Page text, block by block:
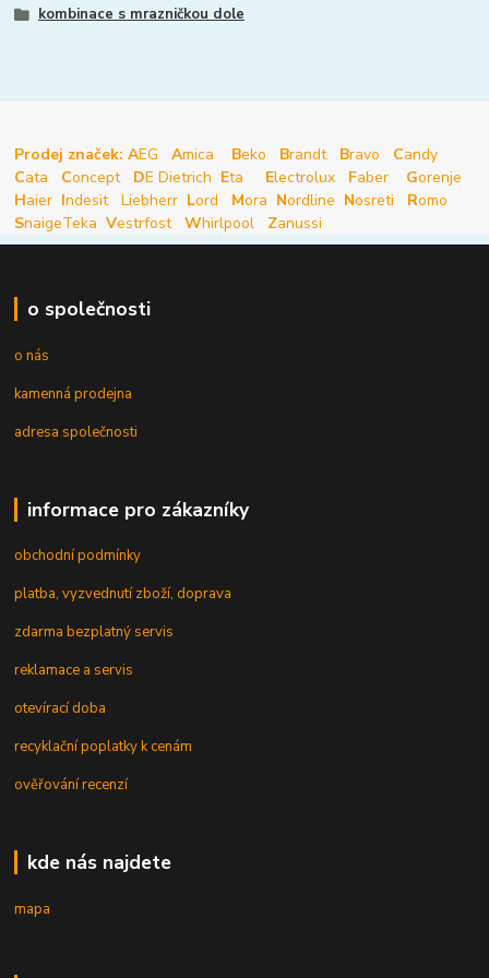
kombinace s mrazničkou dole
Prodej značek: AEG Amica Beko Brandt Bravo Candy
Cata Concept DE Dietrich Eta Electrolux Faber Gorenje
Haier Indesit Liebherr Lord Mora Nordline Nosreti Romo
SnaigeTeka Vestrfost Whirlpool Zanussi
o společnosti
o nás
kamenná prodejna
adresa společnosti
informace pro zákazníky
obchodní podmínky
platba, vyzvednutí zboží, doprava
zdarma bezplatný servis
reklamace a servis
otevírací doba
recyklační poplatky k cenám
ověřování recenzí
kde nás najdete
mapa